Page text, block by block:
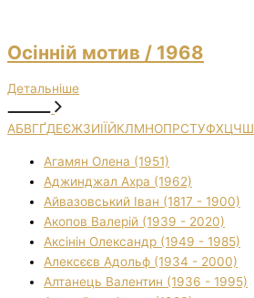
Осінній мотив / 1968
Детальніше
АБВГҐДЕЄЖЗИІЇЙКЛМНОПРСТУФХЦЧШ
Агамян Олена (1951)
Аджинджал Ахра (1962)
Айвазовський Іван (1817 - 1900)
Акопов Валерій (1939 - 2020)
Аксінін Олександр (1949 - 1985)
Алексєєв Адольф (1934 - 2000)
Алтанець Валентин (1936 - 1995)